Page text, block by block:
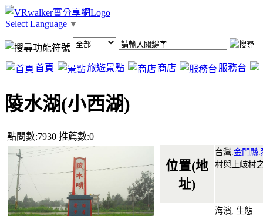
Select Language ▼
首頁 旅遊景點 商店 服務台
陵水湖(小西湖)
點閱數:7930 推薦數:0
位置(地
址)
台灣. 金門縣
村與上歧村
海濱, 生態